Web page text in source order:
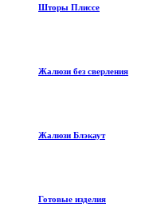
Шторы Плиссе
Жалюзи без сверления
Жалюзи Блэкаут
Готовые изделия